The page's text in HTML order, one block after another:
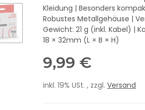
Kleidung | Besonders
Robustes Metallgehäuse |
Gewicht: 21 g (inkl. Kabel) |
18 × 32mm (L × B × H)
9,99 €
inkl. 19% USt. , zzgl. Versand